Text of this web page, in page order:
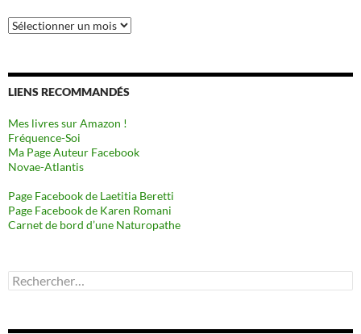
Archives
LIENS RECOMMANDÉS
Mes livres sur Amazon !
Fréquence-Soi
Ma Page Auteur Facebook
Novae-Atlantis
Page Facebook de Laetitia Beretti
Page Facebook de Karen Romani
Carnet de bord d’une Naturopathe
Rechercher :